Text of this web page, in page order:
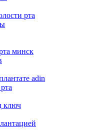
рта
минск
adin
ключ